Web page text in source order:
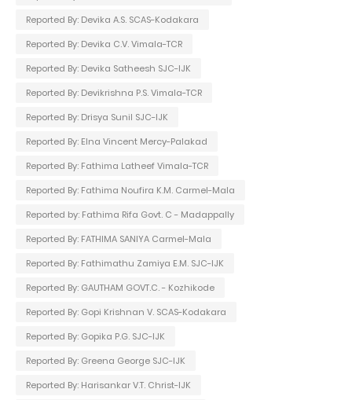
Reported By: Devika A.S. SCAS-Kodakara
Reported By: Devika C.V. Vimala-TCR
Reported By: Devika Satheesh SJC-IJK
Reported By: Devikrishna P.S. Vimala-TCR
Reported By: Drisya Sunil SJC-IJK
Reported By: Elna Vincent Mercy-Palakad
Reported By: Fathima Latheef Vimala-TCR
Reported By: Fathima Noufira K.M. Carmel-Mala
Reported by: Fathima Rifa Govt. C - Madappally
Reported By: FATHIMA SANIYA Carmel-Mala
Reported By: Fathimathu Zamiya E.M. SJC-IJK
Reported By: GAUTHAM GOVT.C. - Kozhikode
Reported By: Gopi Krishnan V. SCAS-Kodakara
Reported By: Gopika P.G. SJC-IJK
Reported By: Greena George SJC-IJK
Reported By: Harisankar V.T. Christ-IJK